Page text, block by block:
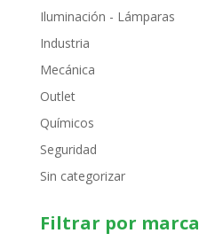
Iluminación - Lámparas
Industria
Mecánica
Outlet
Químicos
Seguridad
Sin categorizar
Filtrar por marca